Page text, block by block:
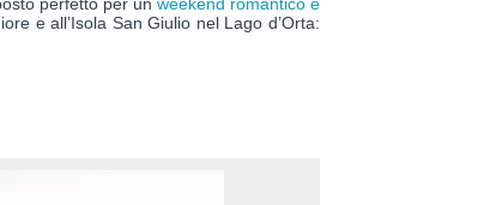
e all’Isola San Giulio nel Lago d’Orta: